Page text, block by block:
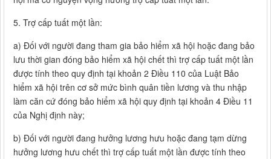
5. Trợ cấp tuất một lần:
a) Đối với người đang tham gia bảo hiểm xã hội hoặc đang bảo
lưu thời gian đóng bảo hiểm xã hội chết thì trợ cấp tuất một lần
được tính theo quy định tại khoản 2 Điều 110 của Luật Bảo
hiểm xã hội trên cơ sở mức bình quân tiền lương và thu nhập
làm căn cứ đóng bảo hiểm xã hội quy định tại khoản 4 Điều 11
của Nghị định này;
b) Đối với người đang hưởng lương hưu hoặc đang tạm dừng
hưởng lương hưu chết thì trợ cấp tuất một lần được tính theo